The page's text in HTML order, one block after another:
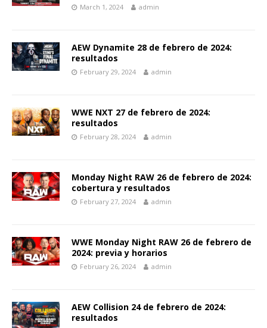
March 1, 2024 admin
AEW Dynamite 28 de febrero de 2024:
resultados
February 29, 2024 admin
WWE NXT 27 de febrero de 2024:
resultados
February 28, 2024 admin
Monday Night RAW 26 de febrero de 2024:
cobertura y resultados
February 27, 2024 admin
WWE Monday Night RAW 26 de febrero de
2024: previa y horarios
February 26, 2024 admin
AEW Collision 24 de febrero de 2024:
resultados